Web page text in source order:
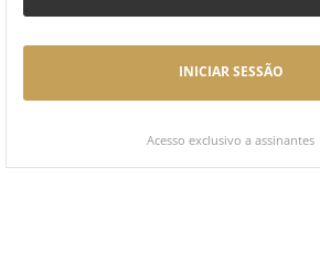
INICIAR SESSÃO
Acesso exclusivo a assinantes